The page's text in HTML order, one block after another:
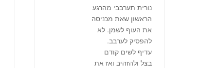
נורית תערבבי מהרגע
הראשון שאת מכניסה
את העוף לשמן. לא
להפסיק לערבב.
עדיף לשים קודם
בצל ולהזהיב ואז את